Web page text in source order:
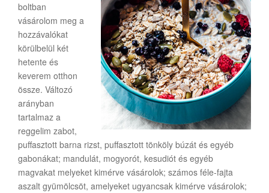
boltban
vásárolom meg a
hozzávalókat
körülbelül két
hetente és
keverem otthon
össze. Változó
arányban
tartalmaz a
reggelim zabot,
puffasztott barna rizst, puffasztott tönköly búzát és egyéb
gabonákat; mandulát, mogyorót, kesudiót és egyéb
magvakat melyeket kimérve vásárolok; számos féle-fajta
aszalt gyümölcsöt, amelyeket ugyancsak kimérve vásárolok;